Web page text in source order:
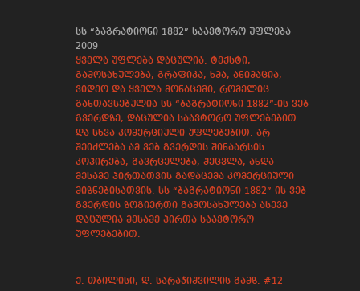
სს “ბაგრატიონი 1882” საავტორო უფლება
2009
ყველა უფლება დაცულია. ტექსტი,
გამოსახულება, გრაფიკა, ხმა, ანიმაცია,
ვიდეო და ყველა მონაცემი, რომელიც
განთავსებულია სს “ბაგრატიონი 1882”-ის ვებ
გვერდზე, დაცულია საავტორო უფლებებით
და სხვა კომერციული უფლებებით. არ
შეიძლება ამ ვებ გვერდის შინაარსის
კოპირება, გავრცელება, შეცვლა, ანდა
მესამე პირთათვის გადაცემა კომერციული
მიზნებისათვის. სს “ბაგრატიონი 1882”-ის ვებ
გვერდის ზოგიერთი გამოსახულება ასევე
დაცულია მესამე პირთა საავტორო
უფლებებით.
ქ. თბილისი, დ. სარაჯიშვილის გამზ. #12